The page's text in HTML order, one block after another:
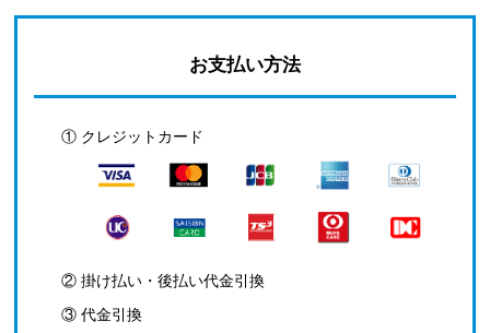
お支払い方法
① クレジットカード
② 掛け払い・後払い代金引換
③ 代金引換